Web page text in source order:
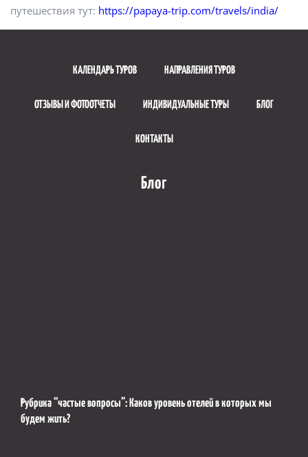
путешествия тут: https://papaya-trip.com/travels/india/
КАЛЕНДАРЬ ТУРОВ НАПРАВЛЕНИЯ ТУРОВ
ОТЗЫВЫ И ФОТООТЧЕТЫ ИНДИВИДУАЛЬНЫЕ ТУРЫ БЛОГ
КОНТАКТЫ
Блог
Рубрика “частые вопросы”: Каков уровень отелей в которых мы
будем жить?